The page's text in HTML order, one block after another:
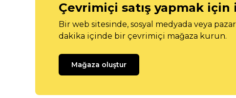
Çevrimiçi satış yapmak için
Bir web sitesinde, sosyal medyada veya
dakika içinde bir çevrimiçi mağaza kurun.
Mağaza oluştur